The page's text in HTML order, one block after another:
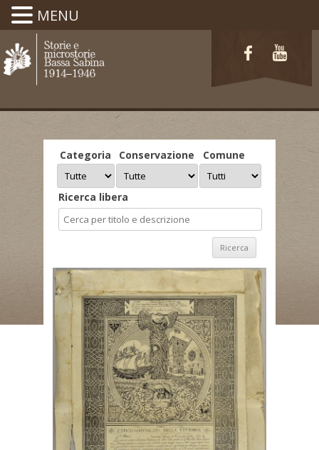
Categoria Conservazione Comune
Ricerca libera
MENU